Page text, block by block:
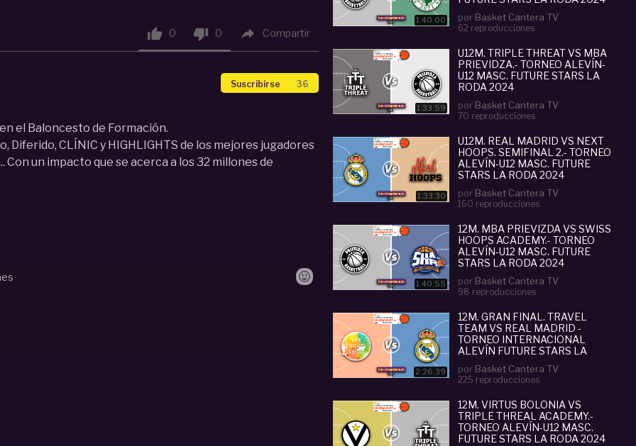
 0  0  Compartir
Suscribirse 36
el Baloncesto de Formación.
Diferido, CLÍNIC y HIGHLIGHTS de los mejores jugadores
Con un impacto que se acerca a los 32 millones de
1:40:00 por Basket Cantera TV
62 reproducciones
1:33:59
U12M. TRIPLE THREAT VS MBA
PRIEVIDZA.- TORNEO ALEVÍN-
U12 MASC. FUTURE STARS LA
RODA 2024
por Basket Cantera TV
70 reproducciones
1:33:30
U12M. REAL MADRID VS NEXT
HOOPS. SEMIFINAL 2.- TORNEO
ALEVÍN-U12 MASC. FUTURE
STARS LA RODA 2024
por Basket Cantera TV
160 reproducciones
1:40:55
12M. MBA PRIEVIZDA VS SWISS
HOOPS ACADEMY.- TORNEO
ALEVÍN-U12 MASC. FUTURE
STARS LA RODA 2024
por Basket Cantera TV
98 reproducciones
2:26:39
12M. GRAN FINAL. TRAVEL
TEAM VS REAL MADRID -
TORNEO INTERNACIONAL
ALEVÍN FUTURE STARS LA
por Basket Cantera TV
225 reproducciones
12M. VIRTUS BOLONIA VS
TRIPLE THREAL ACADEMY.-
TORNEO ALEVÍN-U12 MASC.
FUTURE STARS LA RODA 2024